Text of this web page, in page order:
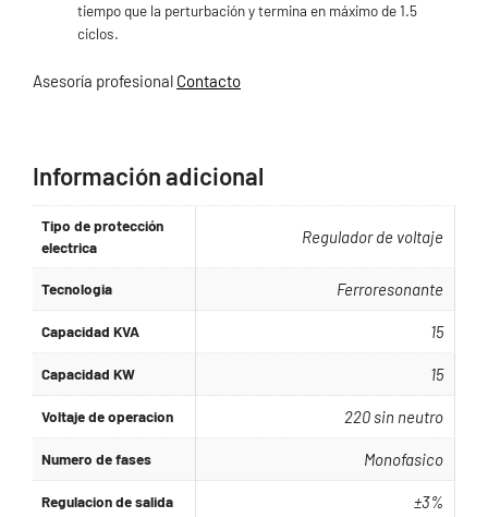
tiempo que la perturbación y termina en máximo de 1.5
ciclos.
Asesoría profesional Contacto
Información adicional
Tipo de protección
electrica
Regulador de voltaje
Tecnologia Ferroresonante
Capacidad KVA 15
Capacidad KW 15
Voltaje de operacion 220 sin neutro
Numero de fases Monofasico
Regulacion de salida ±3%